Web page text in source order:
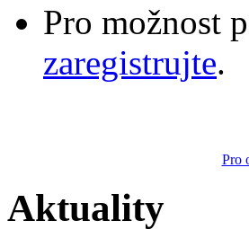
Pro možnost
zaregistrujte.
Pro
Aktuality